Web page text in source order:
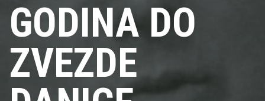
GODINA DO
ZVEZDE